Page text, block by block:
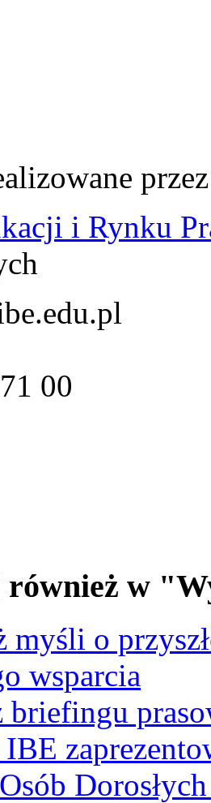
i Rynku
00
również w
myśli o
wsparcia
briefingu
IBE